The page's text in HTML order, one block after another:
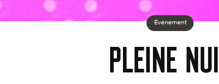
Événement
PLEINE